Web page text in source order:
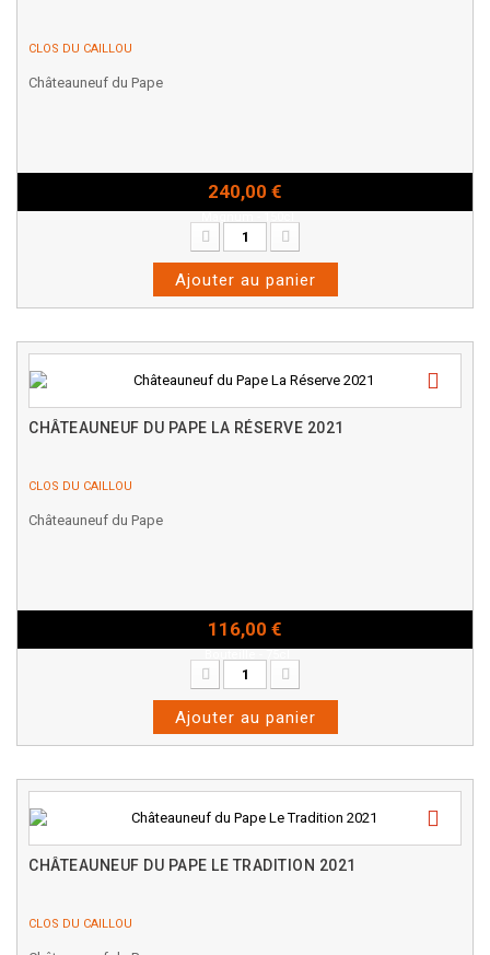
CLOS DU CAILLOU
Châteauneuf du Pape
240,00 €
Ajouter au panier
CHÂTEAUNEUF DU PAPE LA RÉSERVE 2021
CLOS DU CAILLOU
Châteauneuf du Pape
116,00 €
Ajouter au panier
CHÂTEAUNEUF DU PAPE LE TRADITION 2021
CLOS DU CAILLOU